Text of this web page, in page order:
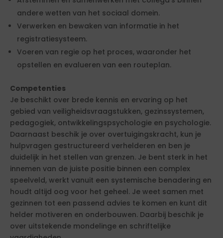
andere wetten van het sociaal domein.
Verwerken en bewaken van informatie in het
registratiesysteem.
Voeren van regie op het proces, waaronder het
opstellen en evalueren van een routeplan.
Competenties
Je beschikt over brede kennis en ervaring op het
gebied van veiligheidsvraagstukken, gezinssystemen,
pedagogiek, ontwikkelingspsychologie en psychologie.
Daarnaast beschik je over overtuigingskracht, kun je
hulpvragen gestructureerd verhelderen en ben je
duidelijk in het stellen van grenzen. Je bent sterk in het
innemen van de juiste positie binnen een complex
speelveld, werkt vanuit een systemische benadering en
houdt altijd oog voor het geheel. Je weet samen met
gezinnen tot een passend advies te komen en kunt dit
helder motiveren en onderbouwen. Daarbij beschik je
over uitstekende mondelinge en schriftelijke